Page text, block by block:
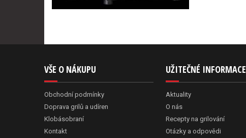
VŠE O NÁKUPU
Obchodní podmínky
Doprava grilů a udíren
Klobásobraní
Kontakt
UŽITEČNÉ INFORMACE
Aktuality
O nás
Recepty na grilování
Otázky a odpovědi